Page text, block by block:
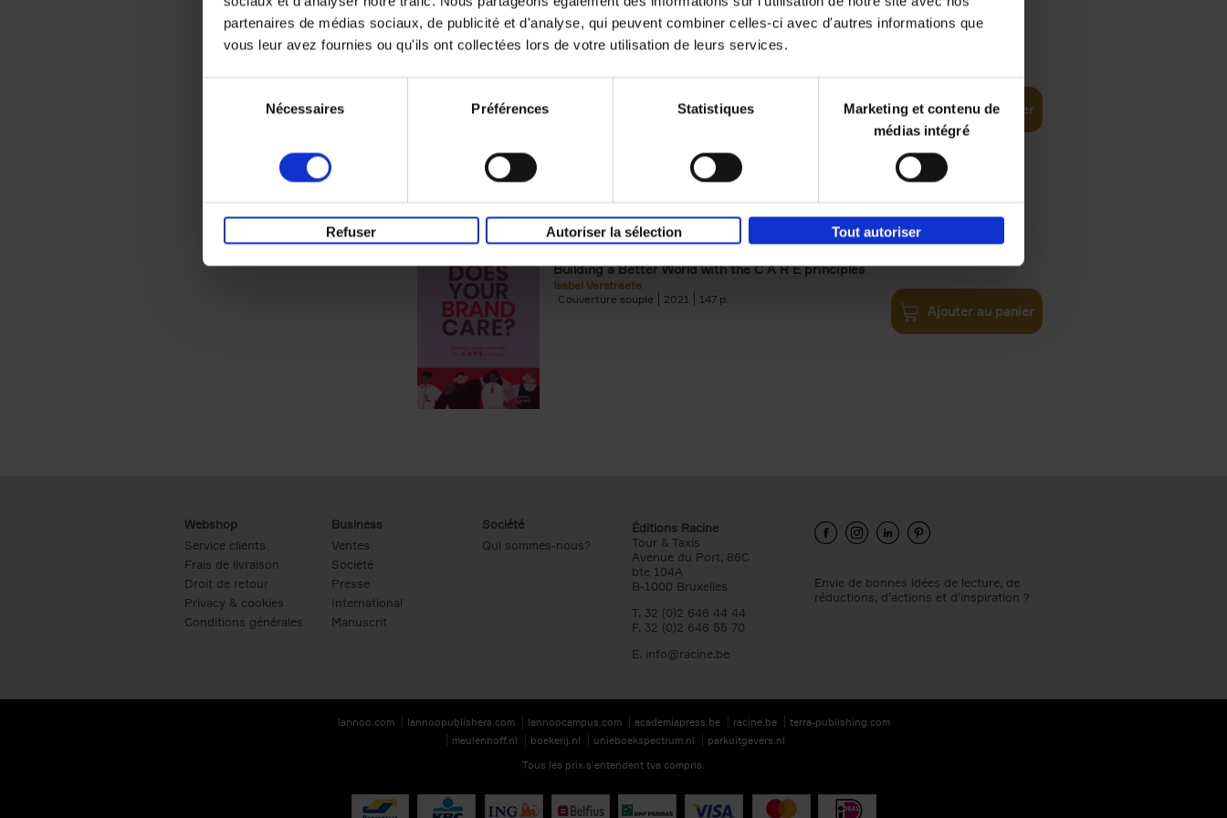
partenaires de médias sociaux, de publicité et d'analyse, qui peuvent combiner celles-ci avec d'autres informations que
vous leur avez fournies ou qu'ils ont collectées lors de votre utilisation de leurs services.
Nécessaires Préférences Statistiques
Marketing et contenu de
médias intégré
Refuser Autoriser la sélection Tout autoriser
Digital marketing like a PRO -
completely revised edition
Ajouter au panier
Does Your Brand Care?
Building a Better World with the C A R E principles
Isabel Verstraete
Couverture souple
2021 147
€34,99
Ajouter au panier
Webshop
Service clients
Frais de livraison
Droit de retour
Privacy & cookies
Conditions générales
Business
Ventes
Société
Presse
International
Manuscrit
Société
Qui sommes-nous?
Éditions Racine
Tour & Taxis
Avenue du Port, 86C
bte 104A
B-1000 Bruxelles
T. 32 (0)2 646 44 44
F. 32 (0)2 646 55 70
E. info@racine.be
Envie de bonnes idées de lecture, de
réductions, d’actions et d’inspiration ?
lannoo.com lannoopublishers.com lannoocampus.com academiapress.be racine.be
terra-publishing.com
meulenhoff.nl
boekerij.nl unieboekspectrum.nl
parkuitgevers.nl
Tous les prix s’entendent tva compris.